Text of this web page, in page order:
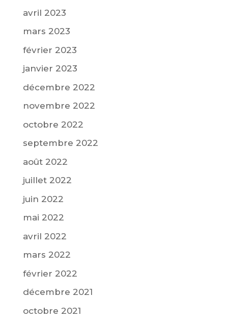
avril 2023
mars 2023
février 2023
janvier 2023
décembre 2022
novembre 2022
octobre 2022
septembre 2022
août 2022
juillet 2022
juin 2022
mai 2022
avril 2022
mars 2022
février 2022
décembre 2021
octobre 2021